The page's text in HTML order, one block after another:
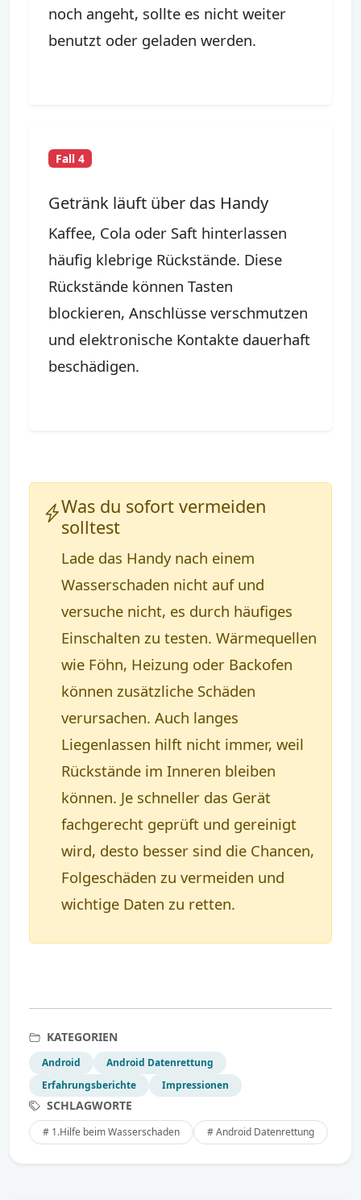
noch angeht, sollte es nicht weiter
benutzt oder geladen werden.
Fall 4
Getränk läuft über das Handy
Kaffee, Cola oder Saft hinterlassen
häufig klebrige Rückstände. Diese
Rückstände können Tasten
blockieren, Anschlüsse verschmutzen
und elektronische Kontakte dauerhaft
beschädigen.
Was du sofort vermeiden
solltest
Lade das Handy nach einem
Wasserschaden nicht auf und
versuche nicht, es durch häufiges
Einschalten zu testen. Wärmequellen
wie Föhn, Heizung oder Backofen
können zusätzliche Schäden
verursachen. Auch langes
Liegenlassen hilft nicht immer, weil
Rückstände im Inneren bleiben
können. Je schneller das Gerät
fachgerecht geprüft und gereinigt
wird, desto besser sind die Chancen,
Folgeschäden zu vermeiden und
wichtige Daten zu retten.
KATEGORIEN
Android
Android Datenrettung
Erfahrungsberichte
Impressionen
SCHLAGWORTE
# 1.Hilfe beim Wasserschaden # Android Datenrettung